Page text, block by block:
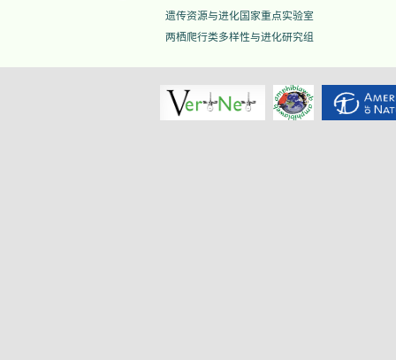
遗传资源与进化国家重点实验室
两栖爬行类多样性与进化研究组